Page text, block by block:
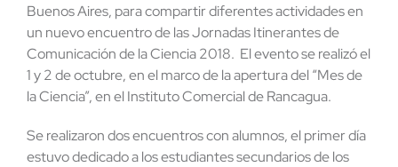
Buenos Aires, para compartir diferentes actividades en
un nuevo encuentro de las Jornadas Itinerantes de
Comunicación de la Ciencia 2018. El evento se realizó el
1 y 2 de octubre, en el marco de la apertura del “Mes de
la Ciencia”, en el Instituto Comercial de Rancagua.
Se realizaron dos encuentros con alumnos, el primer día
estuvo dedicado a los estudiantes secundarios de los